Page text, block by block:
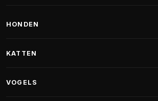
HONDEN
Fantail hondenmanden
KATTEN
VOGELS